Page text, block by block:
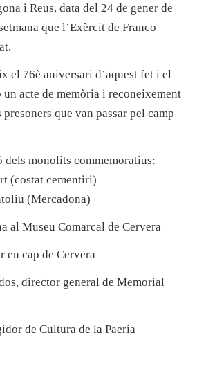
i Reus, data del 24 de gener de
que l’Exèrcit de Franco
el 76è aniversari d’aquest fet i el
acte de memòria i reconeixement
que van passar pel camp
dels monolits commemoratius:
(costat cementiri)
(Mercadona)
al Museu Comarcal de Cervera
en cap de Cervera
director general de Memorial
de Cultura de la Paeria